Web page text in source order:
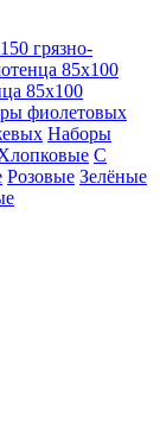
грязно-
85х100
85х100
фиолетовых
Наборы
С
Розовые Зелёные